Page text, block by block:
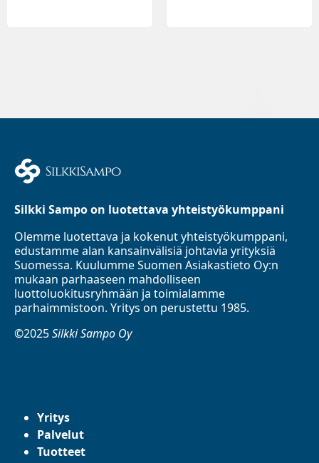
Silkki Sampo on luotettava yhteistyökumppani
Olemme luotettava ja kokenut yhteistyökumppani,
edustamme alan kansainvälisiä johtavia yrityksiä
Suomessa. Kuulumme Suomen Asiakastieto Oy:n
mukaan parhaaseen mahdolliseen
luottoluokitusryhmään ja toimialamme
parhaimmistoon. Yritys on perustettu 1985.
©2025Silkki Sampo Oy
Yritys
Palvelut
Tuotteet